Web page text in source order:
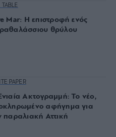
TABLE
Mar: Η επιστροφή ενός
θρύλου
PAPER
Ακτογραμμή: Το νέο,
αφήγημα για
παραλιακή Αττική